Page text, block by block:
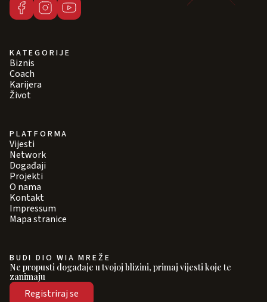
KATEGORIJE
Biznis
Coach
Karijera
Život
PLATFORMA
Vijesti
Network
Događaji
Projekti
O nama
Kontakt
Impressum
Mapa stranice
BUDI DIO WIA MREŽE
Ne propusti događaje u tvojoj blizini, primaj vijesti koje te
zanimaju
Registriraj se